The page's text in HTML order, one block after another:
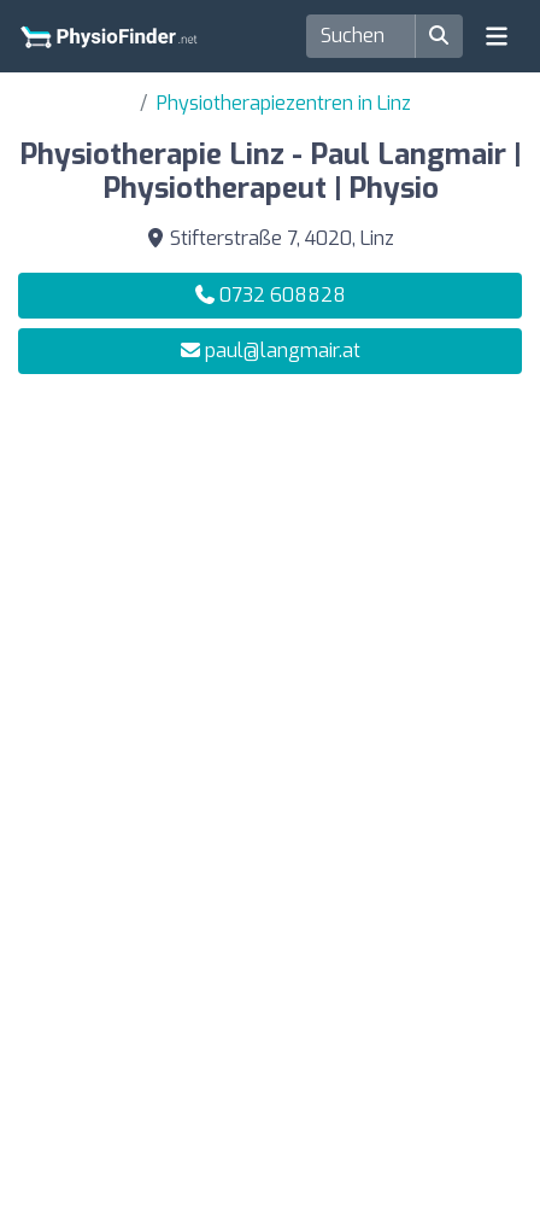
Physiotherapiezentren in Linz
Physiotherapie Linz - Paul Langmair |
Physiotherapeut | Physio
Stifterstraße 7, 4020, Linz
0732 608828
paul@langmair.at